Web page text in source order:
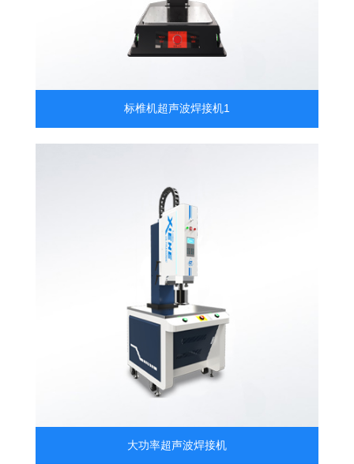
标椎机超声波焊接机1
大功率超声波焊接机